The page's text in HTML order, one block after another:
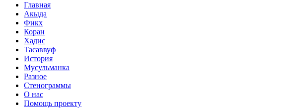
Главная
Акыда
Фикх
Коран
Хадис
Тасаввуф
История
Мусульманка
Разное
Стенограммы
О нас
Помощь проекту